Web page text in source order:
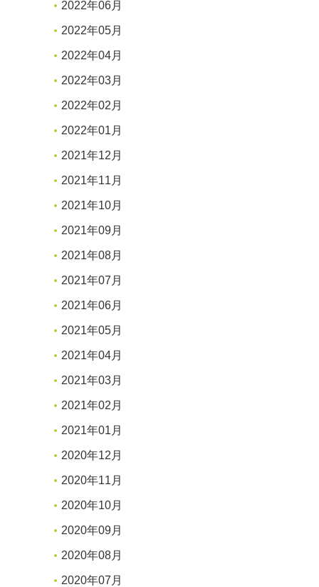
2022年06月
2022年05月
2022年04月
2022年03月
2022年02月
2022年01月
2021年12月
2021年11月
2021年10月
2021年09月
2021年08月
2021年07月
2021年06月
2021年05月
2021年04月
2021年03月
2021年02月
2021年01月
2020年12月
2020年11月
2020年10月
2020年09月
2020年08月
2020年07月